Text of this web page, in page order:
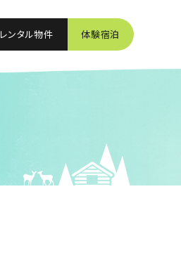
レンタル物件 体験宿泊